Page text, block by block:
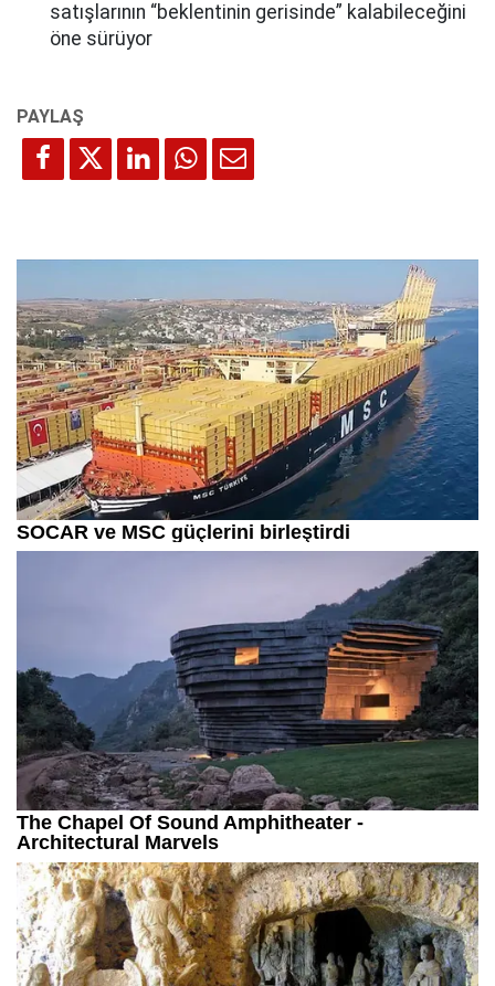
satışlarının “beklentinin gerisinde” kalabileceğini
öne sürüyor